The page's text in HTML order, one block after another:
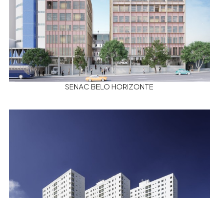
SENAC BELO HORIZONTE